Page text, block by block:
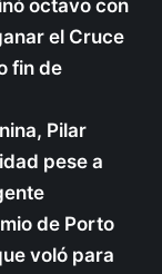
octavo con
el Cruce
fin de
Pilar
pese a
de Porto
voló para